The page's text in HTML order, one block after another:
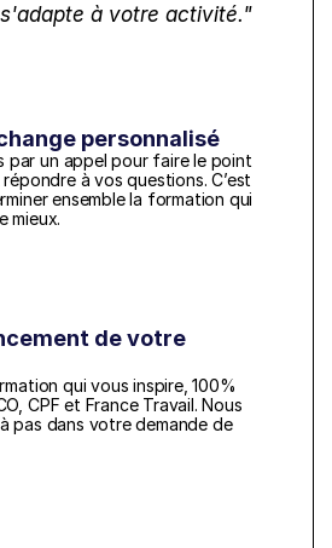
à votre activité."
personnalisé
par un appel pour faire le point
à vos questions. C’est
ensemble la formation qui
mieux.
de votre
qui vous inspire, 100%
CPF et France Travail. Nous
pas dans votre demande de